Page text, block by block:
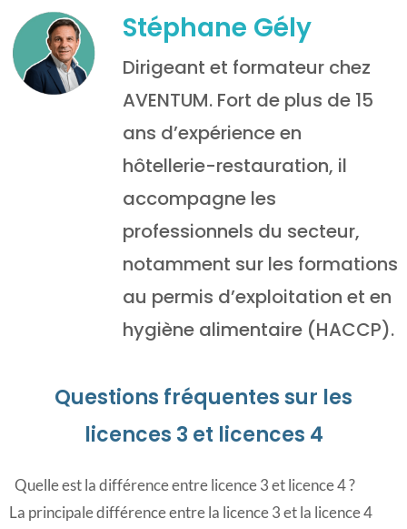
Stéphane Gély
Dirigeant et formateur chez
AVENTUM. Fort de plus de 15
ans d’expérience en
hôtellerie-restauration, il
accompagne les
professionnels du secteur,
notamment sur les formations
au permis d’exploitation et en
hygiène alimentaire (HACCP).
Questions fréquentes sur les
licences 3 et licences 4
Quelle est la différence entre licence 3 et licence 4 ?
La principale différence entre la licence 3 et la licence 4